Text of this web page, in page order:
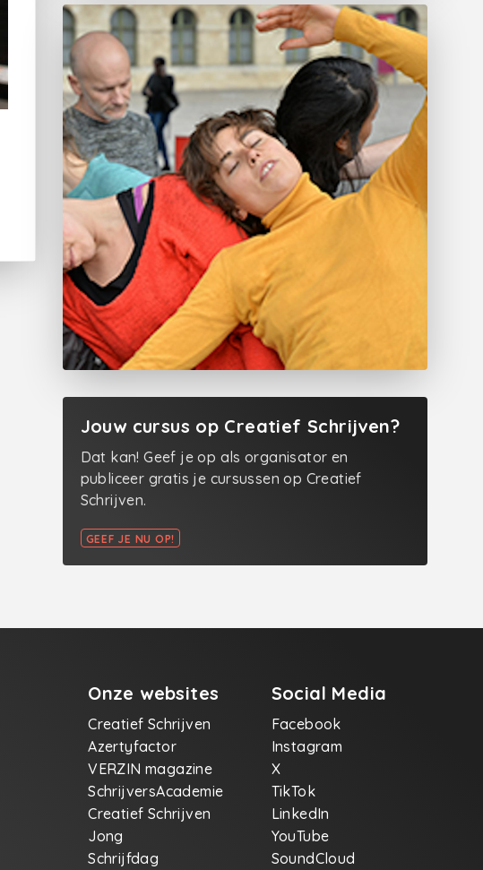
Jouw cursus op Creatief Schrijven?
Dat kan! Geef je op als organisator en
publiceer gratis je cursussen op Creatief
Schrijven.
GEEF JE NU OP!
Onze websites
Creatief Schrijven
Azertyfactor
VERZIN magazine
SchrijversAcademie
Creatief Schrijven
Jong
Schrijfdag
Social Media
Facebook
Instagram
X
TikTok
LinkedIn
YouTube
SoundCloud